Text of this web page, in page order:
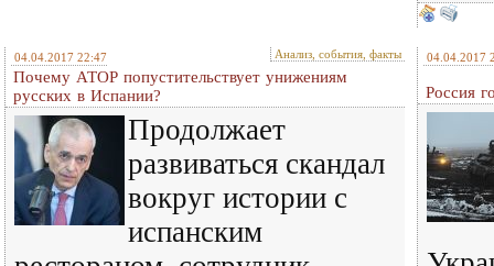
04.04.2017 22:47 Анализ, события, факты
Почему АТОР попустительствует унижениям
русских в Испании?
Продолжает
развиваться скандал
вокруг истории с
испанским
04.04.2017
Россия